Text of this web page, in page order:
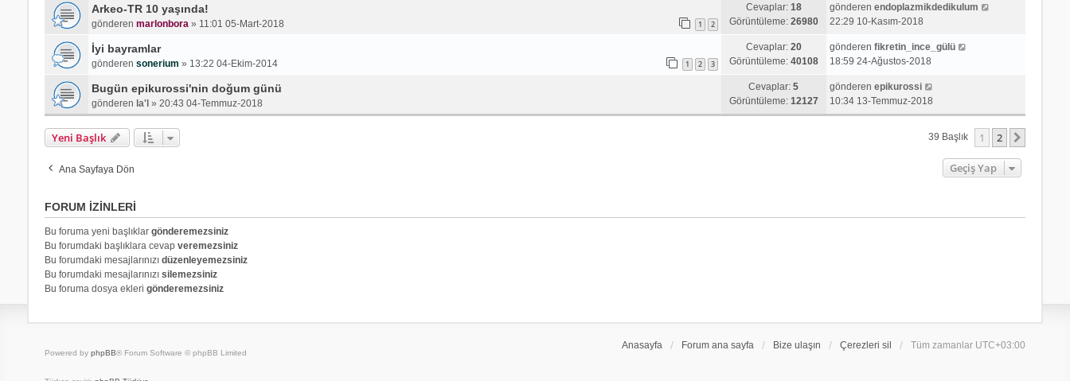
Arkeo-TR 10 yaşında!
gönderen marlonbora» 11:01 05-Mart-2018 1 2
Cevaplar: 18
Görüntüleme: 26980
gönderen endoplazmikdedikulum
22:29 10-Kasım-2018
İyi bayramlar
gönderen sonerium » 13:22 04-Ekim-2014 1 2 3
Cevaplar: 20
Görüntüleme: 40108
gönderen fikretin_ince_gülü
18:59 24-Ağustos-2018
Bugün epikurossi'nin doğum günü
gönderen la'l » 20:43 04-Temmuz-2018
Cevaplar:5
Görüntüleme: 12127
gönderen epikurossi
10:34 13-Temmuz-2018
Yeni Başlık 39 Başlık 1 2
Ana Sayfaya Dön Geçiş Yap
FORUM IZINLERI
Bu foruma yeni başlıklar gönderemezsiniz
Bu forumdaki başlıklara cevap veremezsiniz
Bu forumdaki mesajlarınızı düzenleyemezsiniz
Bu forumdaki mesajlarınızı silemezsiniz
Bu foruma dosya ekleri gönderemezsiniz
Anasayfa Forum ana sayfa Bize ulaşın Çerezleri sil Tüm zamanlar UTC+03:00
Powered by phpBB® Forum Software © phpBB Limited